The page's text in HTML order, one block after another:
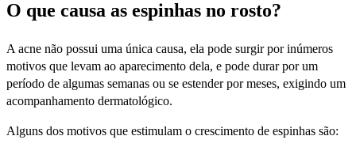
O que causa as espinhas no rosto?
A acne não possui uma única causa, ela pode surgir por inúmeros
motivos que levam ao aparecimento dela, e pode durar por um
período de algumas semanas ou se estender por meses, exigindo um
acompanhamento dermatológico.
Alguns dos motivos que estimulam o crescimento de espinhas são: